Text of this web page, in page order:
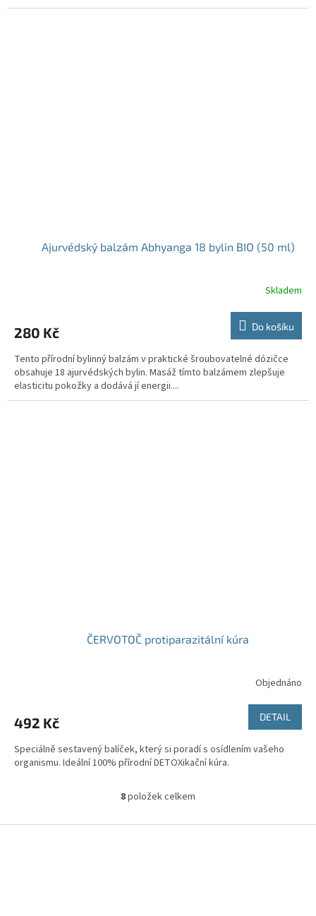
Ajurvédský balzám Abhyanga 18 bylin BIO (50 ml)
Skladem
280 Kč Do košíku
Tento přírodní bylinný balzám v praktické šroubovatelné dózičce
obsahuje 18 ajurvédských bylin. Masáž tímto balzámem zlepšuje
elasticitu pokožky a dodává jí energii....
ČERVOTOČ protiparazitální kúra
Objednáno
492 Kč DETAIL
Speciálně sestavený balíček, který si poradí s osídlením vašeho
organismu. Ideální 100% přírodní DETOXikační kúra.
O
l
8položek celkem